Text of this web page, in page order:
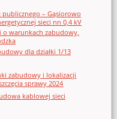
publicznego – Gąsiorowo
sieci nn 0,4 kV
o warunkach zabudowy,
dla działki 1/13
zabudowy i lokalizacji
sprawy 2024
kablowej sieci